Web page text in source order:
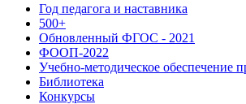
Год педагога и наставника
500+
Обновленный ФГОС - 2021
ФООП-2022
Учебно-методическое обеспечение
Библиотека
Конкурсы